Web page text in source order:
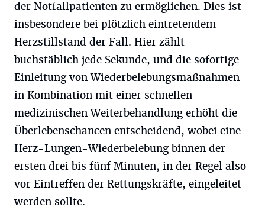
der Notfallpatienten zu ermöglichen. Dies ist
insbesondere bei plötzlich eintretendem
Herzstillstand der Fall. Hier zählt
buchstäblich jede Sekunde, und die sofortige
Einleitung von Wiederbelebungsmaßnahmen
in Kombination mit einer schnellen
medizinischen Weiterbehandlung erhöht die
Überlebenschancen entscheidend, wobei eine
Herz-Lungen-Wiederbelebung binnen der
ersten drei bis fünf Minuten, in der Regel also
vor Eintreffen der Rettungskräfte, eingeleitet
werden sollte.